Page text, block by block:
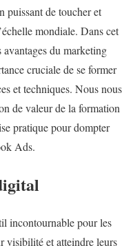
puissant de toucher et
mondiale. Dans cet
du marketing
cruciale de se former
et techniques. Nous nous
de valeur de la formation
pratique pour dompter
Ads.
incontournable pour les
visibilité et atteindre leurs